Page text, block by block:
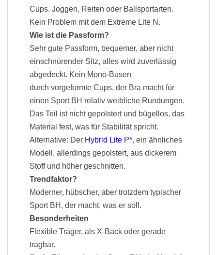
Cups. Joggen, Reiten oder Ballsportarten.
Kein Problem mit dem Extreme Lite N.
Wie ist die Passform?
Sehr gute Passform, bequemer, aber nicht
einschnürender Sitz, alles wird zuverlässig
abgedeckt. Kein Mono-Busen
durch vorgeformte Cups, der Bra macht für
einen Sport BH relativ weibliche Rundungen.
Das Teil ist nicht gepolstert und bügellos, das
Material fest, was für Stabilität spricht.
Alternative: Der Hybrid Lite P , ein ähnliches
Modell, allerdings gepolstert, aus dickerem
Stoff und höher geschnitten.
Trendfaktor?
Moderner, hübscher, aber trotzdem typischer
Sport BH, der macht, was er soll.
Besonderheiten
Flexible Träger, als X-Back oder gerade
tragbar.